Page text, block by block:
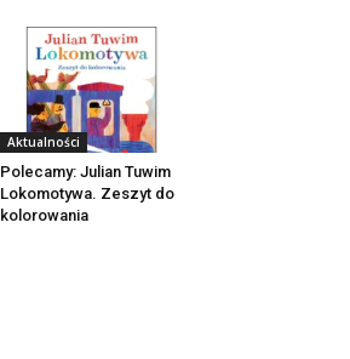
Aktualności
Polecamy: Julian Tuwim
Lokomotywa. Zeszyt do
kolorowania